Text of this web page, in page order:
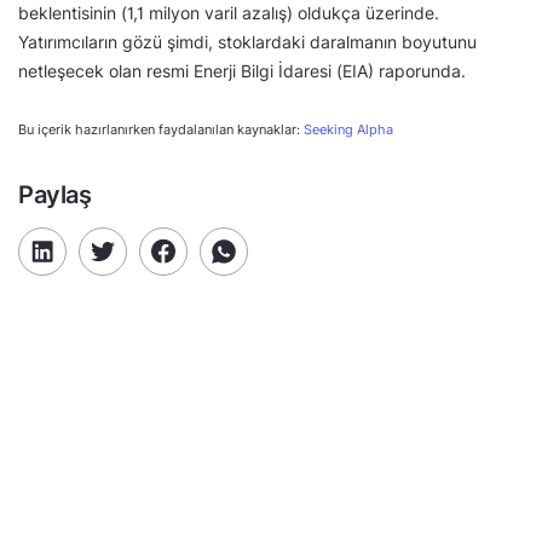
beklentisinin (1,1 milyon varil azalış) oldukça üzerinde.
Yatırımcıların gözü şimdi, stoklardaki daralmanın boyutunu
netleşecek olan resmi Enerji Bilgi İdaresi (EIA) raporunda.
Bu içerik hazırlanırken faydalanılan kaynaklar: Seeking Alpha
Paylaş